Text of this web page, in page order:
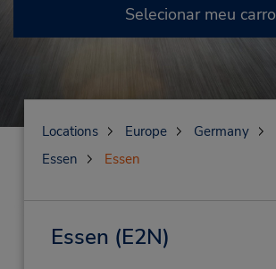
Selecionar meu carro
Locations Europe
Germany
Essen
Essen
Essen (E2N)